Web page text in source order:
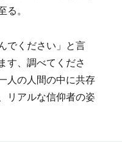
。
でください」と言
す、調べてくださ
人の人間の中に共存
リアルな信仰者の姿